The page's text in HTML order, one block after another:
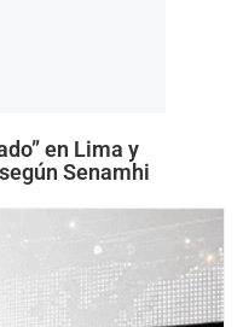
en Lima y
Senamhi